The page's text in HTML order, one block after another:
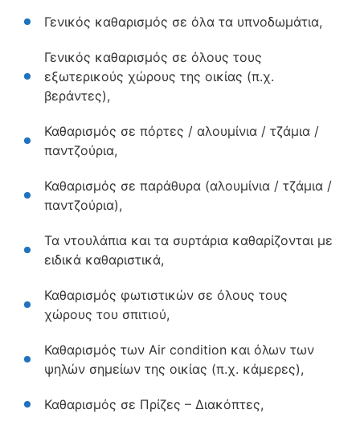
Γενικός καθαρισμός σε όλα τα υπνοδωμάτια,
Γενικός καθαρισμός σε όλους τους
εξωτερικούς χώρους της οικίας (π.χ.
βεράντες),
Καθαρισμός σε πόρτες / αλουμίνια / τζάμια /
παντζούρια,
Καθαρισμός σε παράθυρα (αλουμίνια / τζάμια /
παντζούρια),
Τα ντουλάπια και τα συρτάρια καθαρίζονται με
ειδικά καθαριστικά,
Καθαρισμός φωτιστικών σε όλους τους
χώρους του σπιτιού,
Καθαρισμός των Air condition και όλων των
ψηλών σημείων της οικίας (π.χ. κάμερες),
Καθαρισμός σε Πρίζες – Διακόπτες,